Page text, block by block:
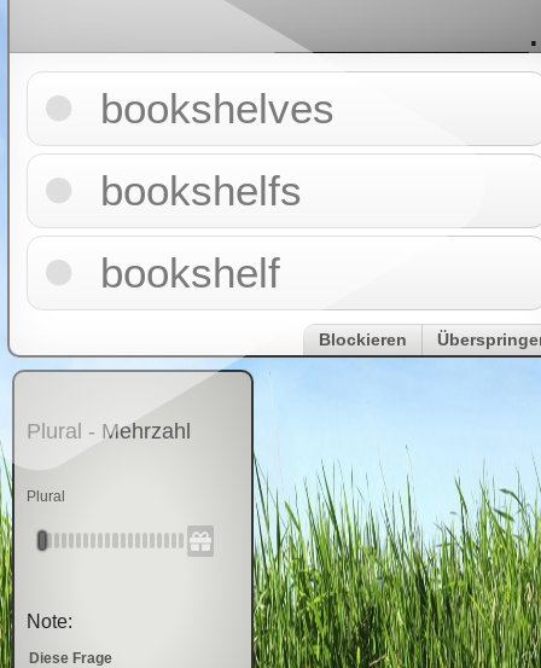
___________.
bookshelves
bookshelfs
bookshelf
Blockieren
Plural - Mehrzahl
Plural
Note:
Diese Frage